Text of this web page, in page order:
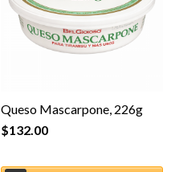
Queso Mascarpone, 226g
$132.00